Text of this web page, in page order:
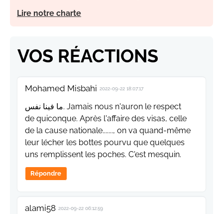
Lire notre charte
VOS RÉACTIONS
Mohamed Misbahi 2022-09-22 18:07:17
ما فينا نفس. Jamais nous n'auron le respect
de quiconque. Après l'affaire des visas, celle
de la cause nationale......., on va quand-même
leur lécher les bottes pourvu que quelques
uns remplissent les poches. C'est mesquin.
Répondre
alami58 2022-09-22 06:12:59